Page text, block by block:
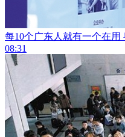
每10个广东人就有一个在用
08:31